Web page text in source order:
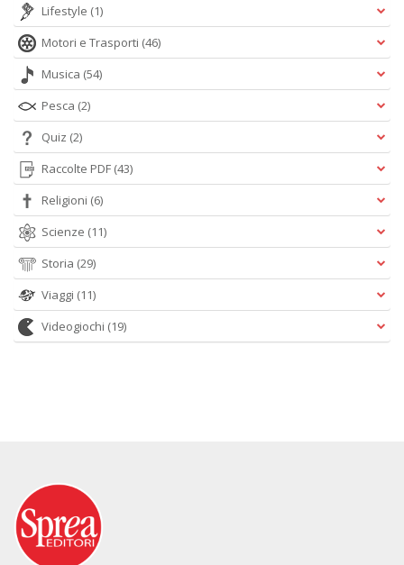
Lifestyle (1)
Motori e Trasporti (46)
Musica (54)
Pesca (2)
Quiz (2)
Raccolte PDF (43)
Religioni (6)
Scienze (11)
Storia (29)
Viaggi (11)
Videogiochi (19)